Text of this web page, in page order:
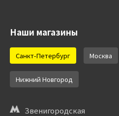
Наши магазины
Санкт-Петербург Москва
Нижний Новгород
Звенигородская